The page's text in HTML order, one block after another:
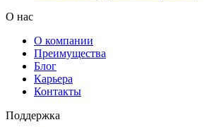
О нас
О компании
Преимущества
Блог
Карьера
Контакты
Поддержка